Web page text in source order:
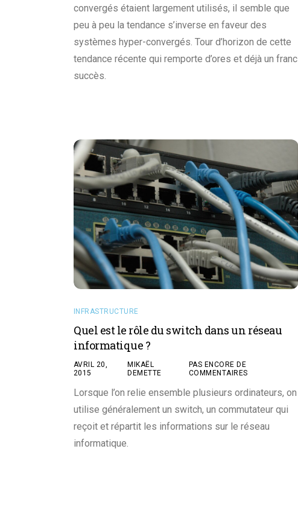
convergés étaient largement utilisés, il semble que
peu à peu la tendance s’inverse en faveur des
systèmes hyper-convergés. Tour d’horizon de cette
tendance récente qui remporte d’ores et déjà un franc
succès.
INFRASTRUCTURE
Quel est le rôle du switch dans un réseau
informatique ?
AVRIL 20,
2015
MIKAËL
DEMETTE
PAS ENCORE DE
COMMENTAIRES
Lorsque l’on relie ensemble plusieurs ordinateurs, on
utilise généralement un switch, un commutateur qui
reçoit et répartit les informations sur le réseau
informatique.